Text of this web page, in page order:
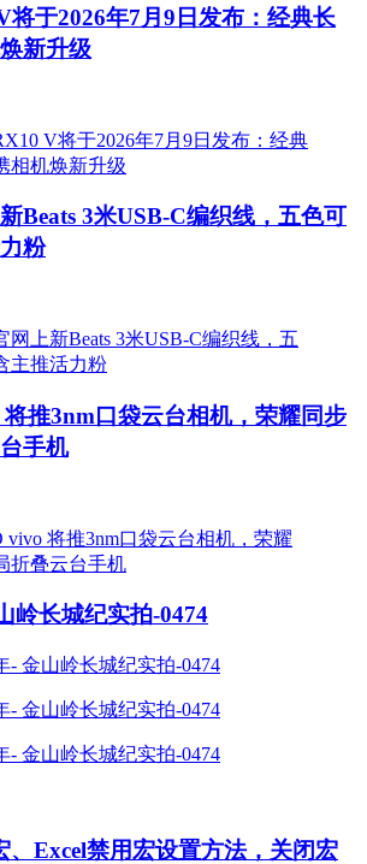
将于2026年7月9日发布：经典长
新升级
Beats 3米USB-C编织线，五色可
粉
推3nm口袋云台相机，荣耀同步
手机
岭长城纪实拍-0474
、Excel禁用宏设置方法，关闭宏